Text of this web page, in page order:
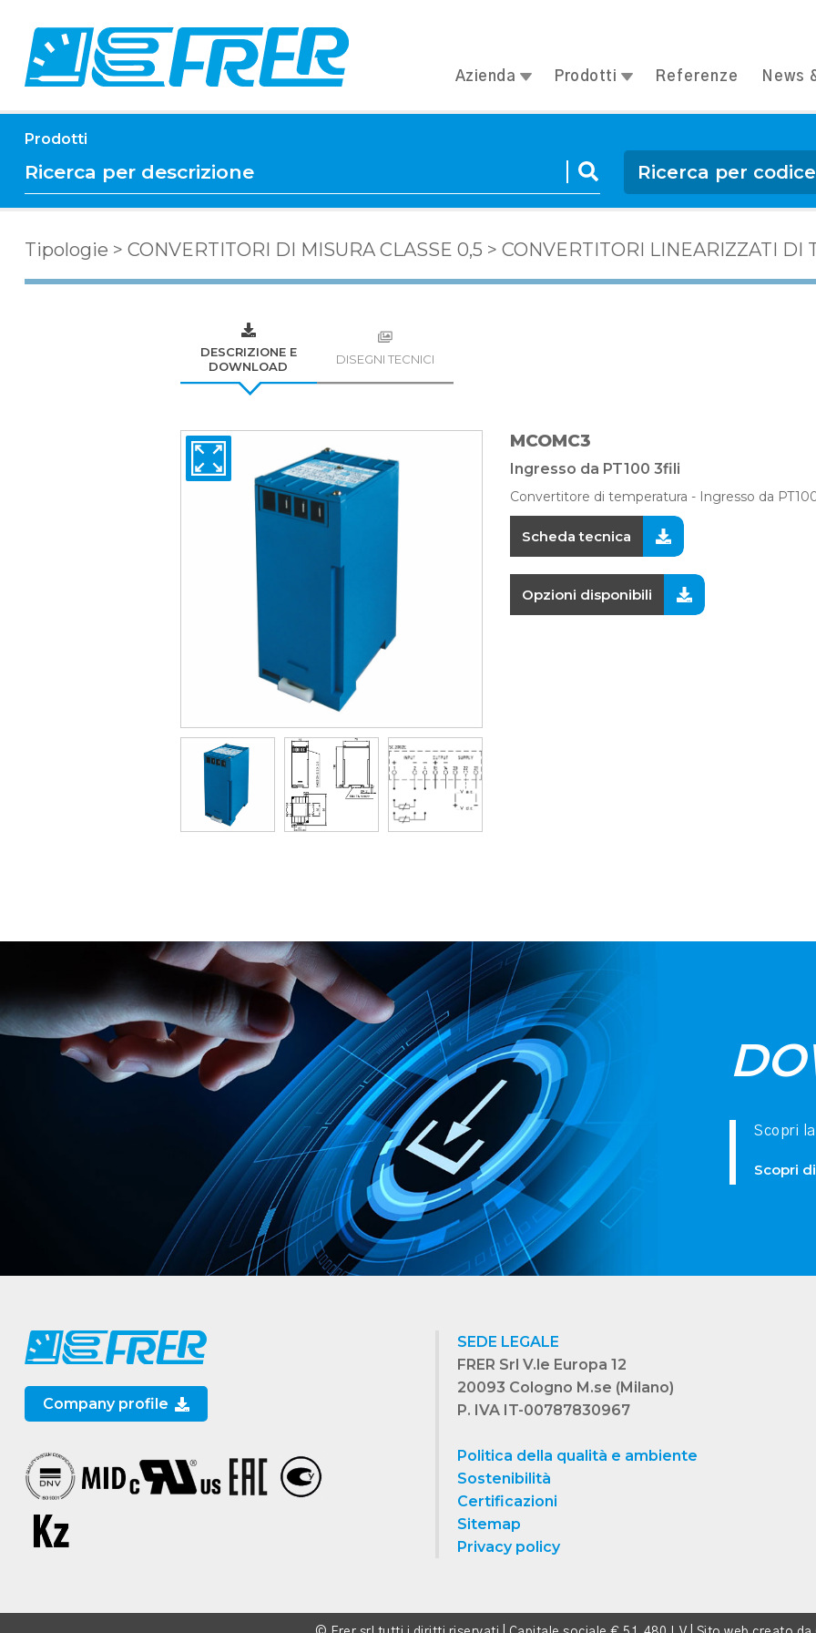
Azienda Prodotti Referenze News
Prodotti
Ricerca per codice
Tipologie > CONVERTITORI DI MISURA CLASSE 0,5 > CONVERTITORI LINEARIZZATI DI
DESCRIZIONE E
DOWNLOAD
DISEGNI TECNICI
MCOMC3
Ingresso da PT100 3fili
Convertitore di temperatura - Ingresso da
Scheda tecnica
Opzioni disponibili
Scopri
Scopri
Company profile
SEDE LEGALE
FRER Srl V.le Europa 12
20093 Cologno M.se (Milano)
P. IVA IT-00787830967
Politica della qualità e ambiente
Sostenibilità
Certificazioni
Sitemap
Privacy policy